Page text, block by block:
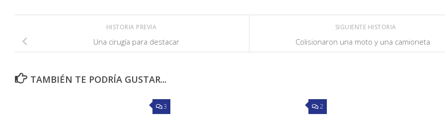
SIGUIENTE HISTORIA
Colisionaron una moto y una camioneta
HISTORIA PREVIA
Una cirugía para destacar
TAMBIÉN TE PODRÍA GUSTAR...
3 2